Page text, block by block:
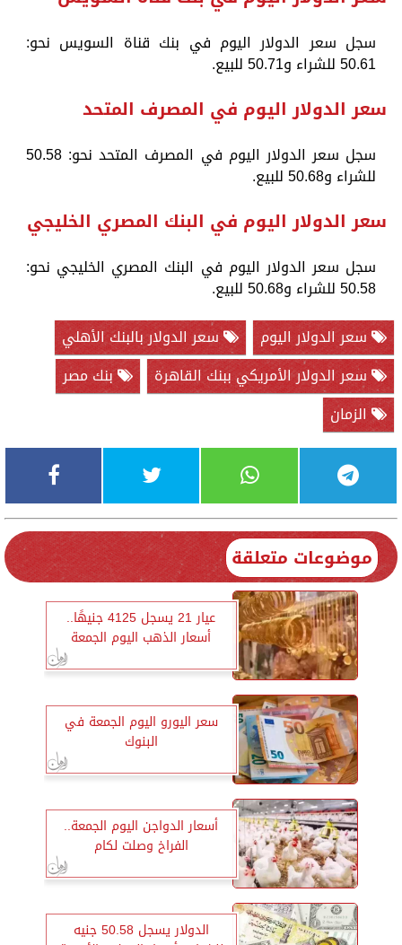
سجل سعر الدولار اليوم في بنك قناة السويس نحو:
50.61 للشراء و50.71 للبيع.
سعر الدولار اليوم في المصرف المتحد
سجل سعر الدولار اليوم في المصرف المتحد نحو: 50.58
للشراء و50.68 للبيع.
سعر الدولار اليوم في البنك المصري الخليجي
سجل سعر الدولار اليوم في البنك المصري الخليجي نحو:
50.58 للشراء و50.68 للبيع.
سعر الدولار اليوم
سعر الدولار بالبنك الأهلي
سعر الدولار الأمريكي ببنك القاهرة
بنك مصر
الزمان
موضوعات متعلقة
عيار 21 يسجل 4125 جنيهًا..
أسعار الذهب اليوم الجمعة
سعر اليورو اليوم الجمعة في
البنوك
أسعار الدواجن اليوم الجمعة..
الفراخ وصلت لكام
الدولار يسجل 50.58 جنيه